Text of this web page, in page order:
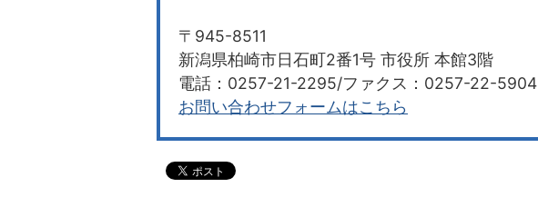
〒945-8511
新潟県柏崎市日石町2番1号 市役所 本館3階
電話：0257-21-2295/ファクス：0257-22-5904
お問い合わせフォームはこちら